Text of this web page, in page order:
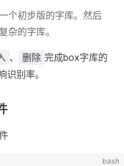
个初步版的字库。然后
杂的字库。
、 删除 完成box字库的
别率。
bash